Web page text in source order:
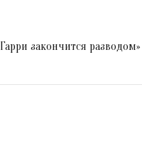
закончится разводом»